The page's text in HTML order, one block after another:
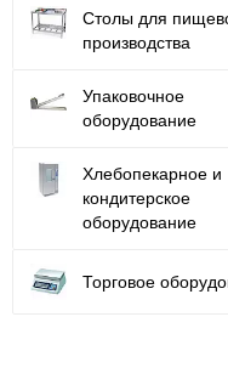
Столы для
производства
Упаковочное
оборудование
Хлебопекарное и
кондитерское
оборудование
Торговое